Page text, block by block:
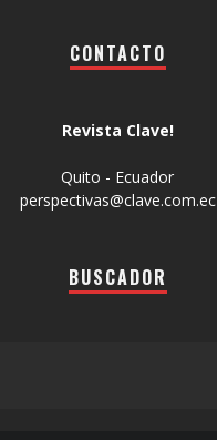
CONTACTO
Revista Clave!
Quito - Ecuador
perspectivas@clave.com.ec
BUSCADOR